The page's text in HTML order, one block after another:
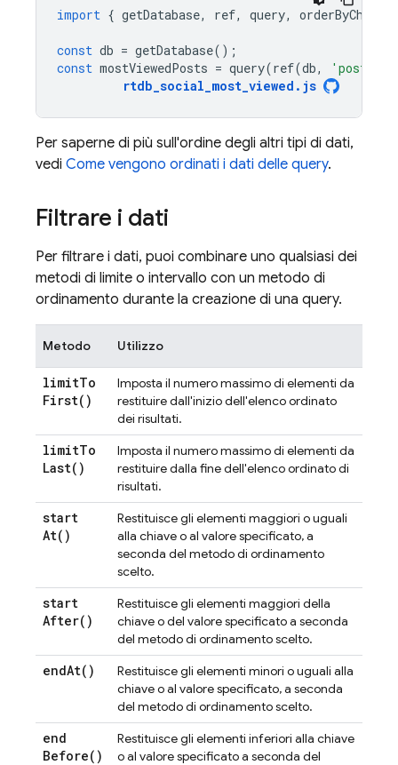
import { getDatabase, ref, query, orderByChild
const db = getDatabase();
const mostViewedPosts = query(ref(db, 'posts'
rtdb_social_most_viewed . js
Per saperne di più sull'ordine degli altri tipi di dati,
vedi Come vengono ordinati i dati delle query.
Filtrare i dati
Per filtrare i dati, puoi combinare uno qualsiasi dei
metodi di limite o intervallo con un metodo di
ordinamento durante la creazione di una query.
Metodo Utilizzo
limitTo
First( )
Imposta il numero massimo di elementi da
restituire dall'inizio dell'elenco ordinato
dei risultati.
limitTo
Last( )
Imposta il numero massimo di elementi da
restituire dalla fine dell'elenco ordinato di
risultati.
start
At( )
Restituisce gli elementi maggiori o uguali
alla chiave o al valore specificato, a
seconda del metodo di ordinamento
scelto.
start
After( )
Restituisce gli elementi maggiori della
chiave o del valore specificato a seconda
del metodo di ordinamento scelto.
endAt( )
Restituisce gli elementi minori o uguali alla
chiave o al valore specificato, a seconda
del metodo di ordinamento scelto.
end
Before( )
Restituisce gli elementi inferiori alla chiave
o al valore specificato a seconda del